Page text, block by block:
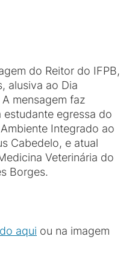
do Reitor do IFPB,
alusiva ao Dia
mensagem faz
egressa do
Integrado ao
Cabedelo, e atual
Veterinária do
Borges.
aqui ou na imagem